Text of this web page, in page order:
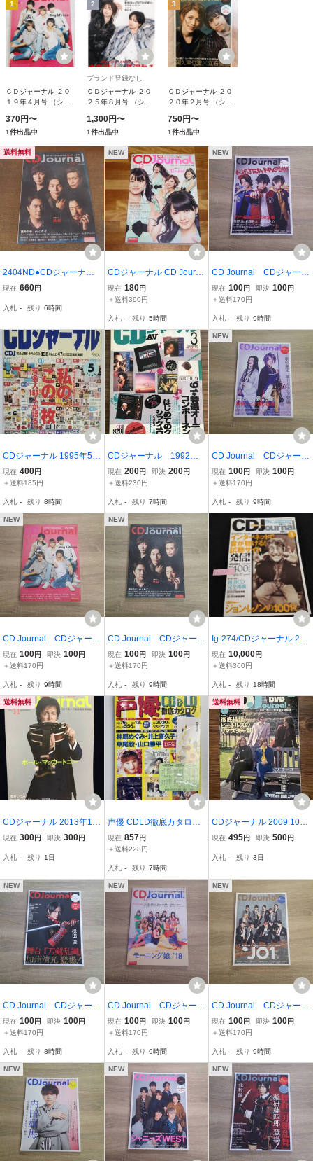
1
ＣＤジャーナル ２０
１９年４月号 （シー
370円〜
1件出品中
2
ブランド登録なし
ＣＤジャーナル ２０
２５年８月号 （シー
1,300円〜
1件出品中
3
ＣＤジャーナル ２０
２０年２月号 （シー
750円〜
1件出品中
送料無料
2404ND●CDジャーナル
2019.2-3●表紙 純烈/藤あ
ズWEST/モーニング
太/佐々木喜英
現在 660円
入札 - 残り 6時間
NEW
CDジャーナル CD Journa
l 巻頭特集 ℃-ute キュート
和田彩花（スマイレー
現在 180円
＋送料390円
入札 - 残り 5時間
NEW
CD Journal CDジャーナ
ル 2022年夏号 表紙:高
野洸・松田昇太・永島龍
モーニング娘。’22 アン
ジュルム け610
現在 100円 即決 100円
＋送料170円
入札 - 残り 9時間
CDジャーナル 1995年5月
号 わたしのこの一枚 有名
人184人が語る
現在 400円
＋送料185円
入札 - 残り 8時間
CDジャーナル 1992年3
月号 原信夫 内田裕也
'91年特選オーディオコン
現在 200円 即決 200円
＋送料230円
入札 - 残り 7時間
NEW
CD Journal CDジャーナ
ル 2022年冬号 表紙:舞
台『刀剣乱舞』 和田琢磨
小山百代 三森すずこ
け612
現在 100円 即決 100円
＋送料170円
入札 - 残り 9時間
NEW
CD Journal CDジャーナ
ル 2019年4月号 表紙:
King＆Prince・TEAM SH
ルズ 大森靖子 道重さ
ゆみ 下野紘 け596
現在 100円 即決 100円
＋送料170円
入札 - 残り 9時間
NEW
CD Journal CDジャーナ
ル 2019年2・3月号 表
紙:純烈・藤あや子 m.c.
モーニング娘。’19 Ju
ice＝Juice け598
現在 100円 即決 100円
＋送料170円
入札 - 残り 9時間
Ig-274/CDジャーナル 200
0年5月号 ジョン・レノン
の100枚 音楽雑誌/L8/808
現在 10,000円
＋送料360円
入札 - 残り 18時間
送料無料
CDジャーナル 2013年11
月号■ポール・マッカート
聖／生田衣梨奈（モーニ
（スマイレージ）
現在 300円 即決 300円
入札 - 残り 1日
声優 CDLD徹底カタログ
1986～96 別冊CDジャー
ナル 平成8年 1996年発行
現在 857 円
＋送料228円
入札 - 残り 7時間
送料無料
CDジャーナル 2009.10
徹底検証！ビートルズの
現在 495円 即決 500円
入札 - 残り 3日
NEW
CD Journal CDジャーナ
ル 2021年冬号 表紙:舞
台『刀剣乱舞』 松田凌(加
娘。’20 鞘師里保 般
若 け608
現在 100円 即決 100円
＋送料170円
入札 - 残り 8時間
NEW
CD Journal CDジャーナ
ル 2018年11月号 表
紙:モーニング娘。’18・ア
高崎翔太 青木瞭 武藤
賢人 け597
現在 100円 即決 100円
＋送料170円
入札 - 残り 9時間
NEW
CD Journal CDジャーナ
ル 2020年秋号 表紙:J
O1・西山宏太朗 アンジ
リー 工藤晴香 Kaede
(Negico) け603
現在 100円 即決 100円
＋送料170円
入札 - 残り 9時間
NEW NEW NEW